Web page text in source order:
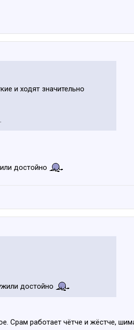
и ходят значительно
достойно
достойно
Срам работает чётче и жёстче,